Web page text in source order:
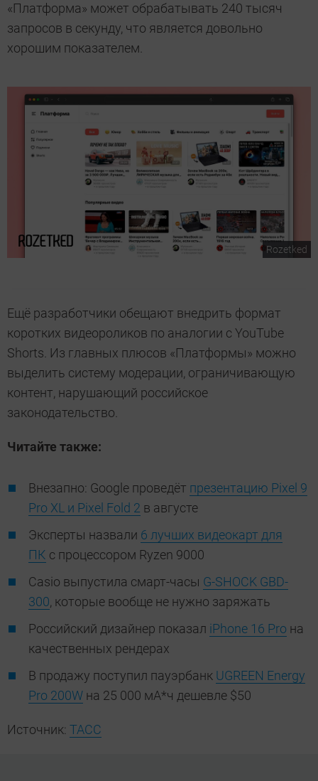
«Платформа» может обрабатывать 240 тысяч
запросов в секунду, что является довольно
хорошим показателем.
Rozetked
Ещё разработчики обещают внедрить формат
коротких видеороликов по аналогии с YouTube
Shorts. Из главных плюсов «Платформы» можно
выделить систему модерации, ограничивающую
контент, нарушающий российское
законодательство.
Читайте также:
Внезапно: Google проведёт презентацию Pixel 9
Pro XL и Pixel Fold 2 в августе
Эксперты назвали 6 лучших видеокарт для
ПК с процессором Ryzen 9000
Casio выпустила смарт-часы G-SHOCK GBD-
300, которые вообще не нужно заряжать
Российский дизайнер показал iPhone 16 Pro на
качественных рендерах
В продажу поступил пауэрбанк UGREEN Energy
Pro 200W на 25 000 мА*ч дешевле $50
Источник: ТАСС